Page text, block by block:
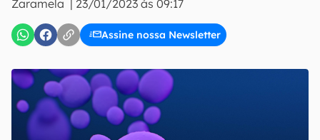
Zaramela | 23/01/2023 às 09:17
Assine nossa Newsletter
Confirmo que li, aceito e concordo com os Termos de
Uso e Política de Privacidade do Canaltech.